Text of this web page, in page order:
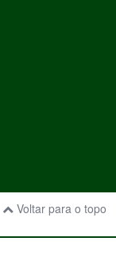
Voltar para o topo